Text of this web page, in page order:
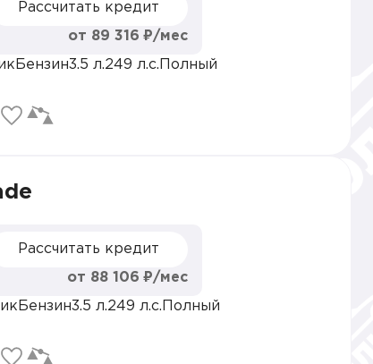
Рассчитать кредит
от 89 316 ₽/мес
Бензин3.5 л.249 л.с. Полный
Рассчитать кредит
от 88 106 ₽/мес
Бензин3.5 л.249 л.с. Полный